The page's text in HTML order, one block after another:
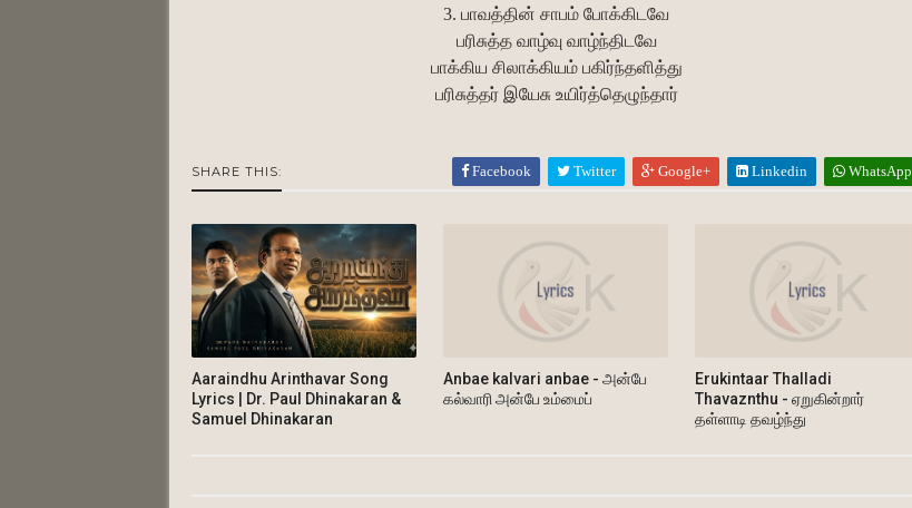
3. பாவத்தின் சாபம் போக்கிடவே
பரிசுத்த வாழ்வு வாழ்ந்திடவே
பாக்கிய சிலாக்கியம் பகிர்ந்தளித்து
பரிசுத்தர் இயேசு உயிர்த்தெழுந்தார்
SHARE THIS: Facebook Twitter Google+ Linkedin WhatsApp
Aaraindhu Arinthavar Song
Lyrics | Dr. Paul Dhinakaran &
Samuel Dhinakaran
Anbae kalvari anbae - அன்பே
கல்வாரி அன்பே உம்மைப்
Erukintaar Thalladi
Thavaznthu - ஏறுகின்றார்
தள்ளாடி தவழ்ந்து